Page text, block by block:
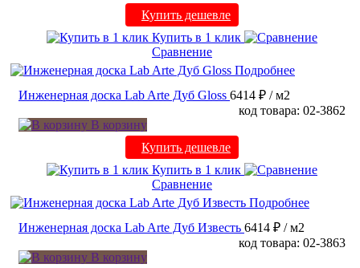
Купить дешевле
Купить в 1 клик
Сравнение
Подробнее
Инженерная доска Lab Arte Дуб Gloss 6414 ₽ / м2
код товара: 02-3862
В корзину
Купить дешевле
Купить в 1 клик
Сравнение
Подробнее
Инженерная доска Lab Arte Дуб Известь 6414 ₽ / м2
код товара: 02-3863
В корзину